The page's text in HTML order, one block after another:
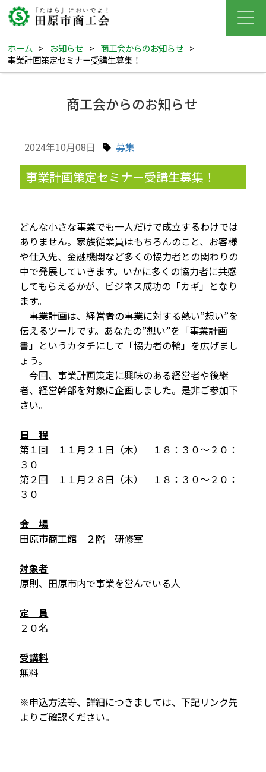
ホーム > お知らせ > 商工会からのお知らせ >
事業計画策定セミナー受講生募集！
商工会からのお知らせ
2024年10月08日 募集
事業計画策定セミナー受講生募集！
どんな小さな事業でも一人だけで成立するわけでは
ありません。家族従業員はもちろんのこと、お客様
や仕入先、金融機関など多くの協力者との関わりの
中で発展していきます。いかに多くの協力者に共感
してもらえるかが、ビジネス成功の「カギ」となり
ます。
事業計画は、経営者の事業に対する熱い”想い”を
伝えるツールです。あなたの”想い”を「事業計画
書」というカタチにして「協力者の輪」を広げまし
ょう。
今回、事業計画策定に興味のある経営者や後継
者、経営幹部を対象に企画しました。是非ご参加下
さい。
日 程
第１回 １１月２１日（木） １８：３０～２０：
３０
第２回 １１月２８日（木） １８：３０～２０：
３０
会 場
田原市商工館 ２階 研修室
対象者
原則、田原市内で事業を営んでいる人
定 員
２０名
受講料
無料
※申込方法等、詳細につきましては、下記リンク先
よりご確認ください。